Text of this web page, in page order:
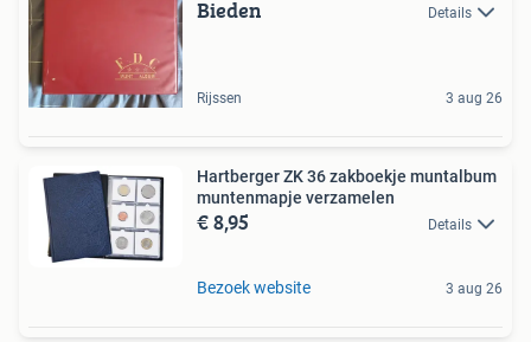
Bieden Details
Rijssen 3 aug 26
Hartberger ZK 36 zakboekje muntalbum
muntenmapje verzamelen
€ 8,95 Details
Bezoek website 3 aug 26